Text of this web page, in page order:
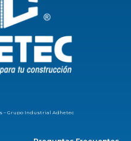
– Grupo Industrial Adhetec